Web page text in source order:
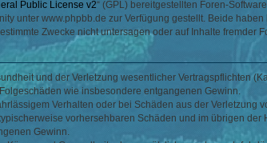
Public License v2“ (GPL) bereitgestellten Foren-
unter www.phpbb.de zur Verfügung gestellt. Beide
Zwecke nicht untersagen oder auf Inhalte fremder
und der Verletzung wesentlicher Vertragspflichten
wie insbesondere entgangenen Gewinn.
Verhalten oder bei Schäden aus der Verletzung
vorhersehbaren Schäden und im übrigen
Gewinn.